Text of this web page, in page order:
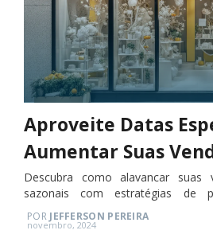
Aproveite Datas
Aumentar Suas
Descubra como alavancar suas
sazonais com estratégias de
eficientes.
PORJEFFERSON PEREIRA
Posted
novembro, 2024